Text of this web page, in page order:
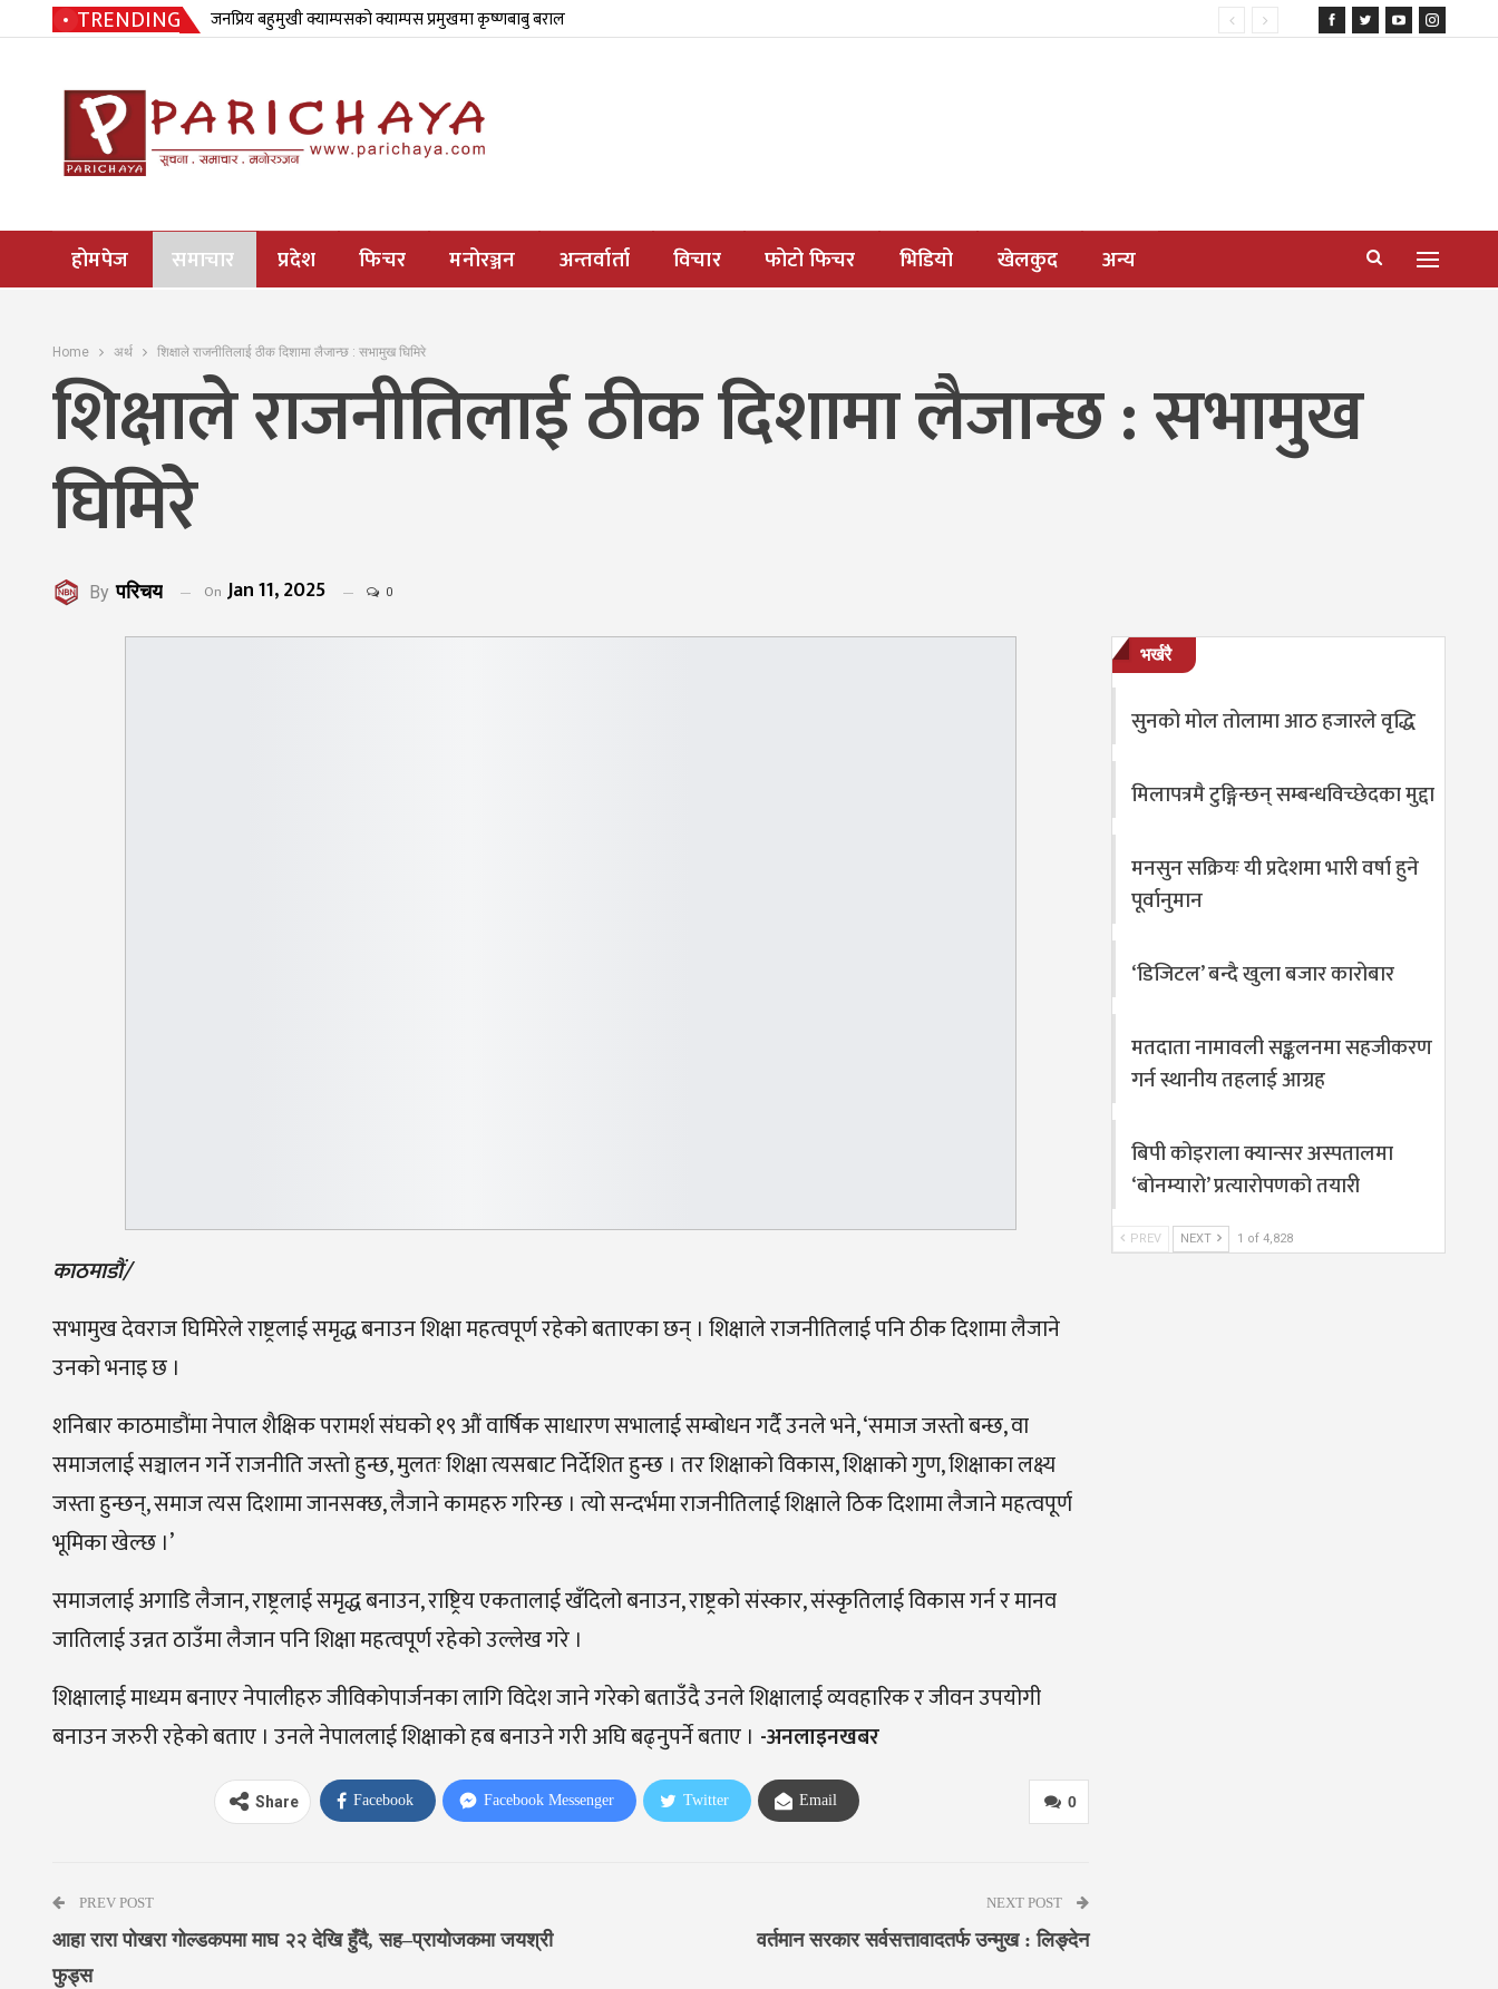
TRENDING जनप्रिय बहुमुखी क्याम्पसको क्याम्पस प्रमुखमा कृष्णबाबु बराल
होमपेज समाचार प्रदेश फिचर मनोरञ्जन अन्तर्वार्ता विचार फोटो फिचर भिडियो खेलकुद अन्य
Home अर्थ शिक्षाले राजनीतिलाई ठीक दिशामा लैजान्छ : सभामुख घिमिरे
शिक्षाले राजनीतिलाई ठीक दिशामा लैजान्छ : सभामुख
घिमिरे
By परिचय On Jan 11, 2025 0
काठमाडौं/
सभामुख देवराज घिमिरेले राष्ट्रलाई समृद्ध बनाउन शिक्षा महत्वपूर्ण रहेको बताएका छन् । शिक्षाले राजनीतिलाई पनि ठीक दिशामा लैजाने
उनको भनाइ छ ।
शनिबार काठमाडौंमा नेपाल शैक्षिक परामर्श संघको १९ औं वार्षिक साधारण सभालाई सम्बोधन गर्दै उनले भने, ‘समाज जस्तो बन्छ, वा
समाजलाई सञ्चालन गर्ने राजनीति जस्तो हुन्छ, मुलतः शिक्षा त्यसबाट निर्देशित हुन्छ । तर शिक्षाको विकास, शिक्षाको गुण, शिक्षाका लक्ष्य
जस्ता हुन्छन्, समाज त्यस दिशामा जानसक्छ, लैजाने कामहरु गरिन्छ । त्यो सन्दर्भमा राजनीतिलाई शिक्षाले ठिक दिशामा लैजाने महत्वपूर्ण
भूमिका खेल्छ ।’
समाजलाई अगाडि लैजान, राष्ट्रलाई समृद्ध बनाउन, राष्ट्रिय एकतालाई खँदिलो बनाउन, राष्ट्रको संस्कार, संस्कृतिलाई विकास गर्न र मानव
जातिलाई उन्नत ठाउँमा लैजान पनि शिक्षा महत्वपूर्ण रहेको उल्लेख गरे ।
शिक्षालाई माध्यम बनाएर नेपालीहरु जीविकोपार्जनका लागि विदेश जाने गरेको बताउँदै उनले शिक्षालाई व्यवहारिक र जीवन उपयोगी
बनाउन जरुरी रहेको बताए । उनले नेपाललाई शिक्षाको हब बनाउने गरी अघि बढ्नुपर्ने बताए । -अनलाइनखबर
0
Share Facebook Facebook Messenger Twitter Email
PREV POST
आहा रारा पोखरा गोल्डकपमा माघ २२ देखि हुँदै, सह–प्रायोजकमा जयश्री
फुड्स
NEXT POST
वर्तमान सरकार सर्वसत्तावादतर्फ उन्मुख : लिङ्देन
भर्खरै
सुनको मोल तोलामा आठ हजारले वृद्धि
मिलापत्रमै टुङ्गिन्छन् सम्बन्धविच्छेदका मुद्दा
मनसुन सक्रियः यी प्रदेशमा भारी वर्षा हुने
पूर्वानुमान
‘डिजिटल’ बन्दै खुला बजार कारोबार
मतदाता नामावली सङ्कलनमा सहजीकरण
गर्न स्थानीय तहलाई आग्रह
बिपी कोइराला क्यान्सर अस्पतालमा
‘बोनम्यारो’ प्रत्यारोपणको तयारी
PREV NEXT 1 of 4,828